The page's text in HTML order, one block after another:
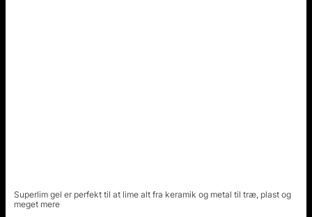
Superlim gel er perfekt til at lime alt fra keramik og metal til træ, plast og
meget mere